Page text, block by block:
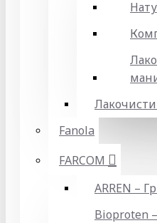
Fanola
FARCOM
ARREN –
Bioproten